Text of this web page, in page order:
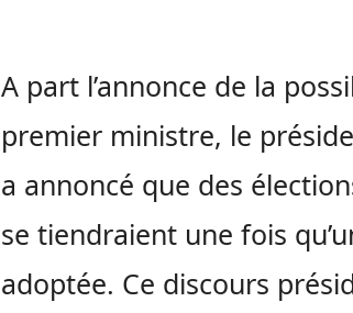
A part l’annonce de la
premier ministre, le
a annoncé que des
se tiendraient une fois
adoptée. Ce discours